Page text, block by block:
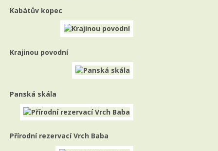
Kabátův kopec
Krajinou povodní
Panská skála
Přírodní rezervací Vrch Baba